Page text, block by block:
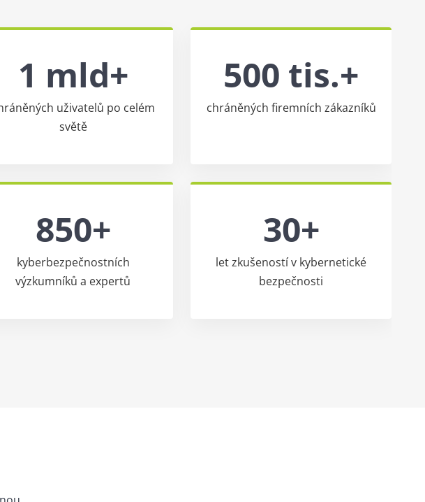
1 mld+
uživatelů po celém
světě
500 tis.+
chráněných firemních zákazníků
850+
kyberbezpečnostních
výzkumníků a expertů
30+
let zkušeností v kybernetické
bezpečnosti